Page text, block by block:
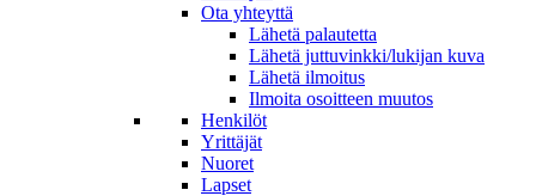
Ota yhteyttä
Lähetä palautetta
Lähetä juttuvinkki/lukijan kuva
Lähetä ilmoitus
Ilmoita osoitteen muutos
Henkilöt
Yrittäjät
Nuoret
Lapset